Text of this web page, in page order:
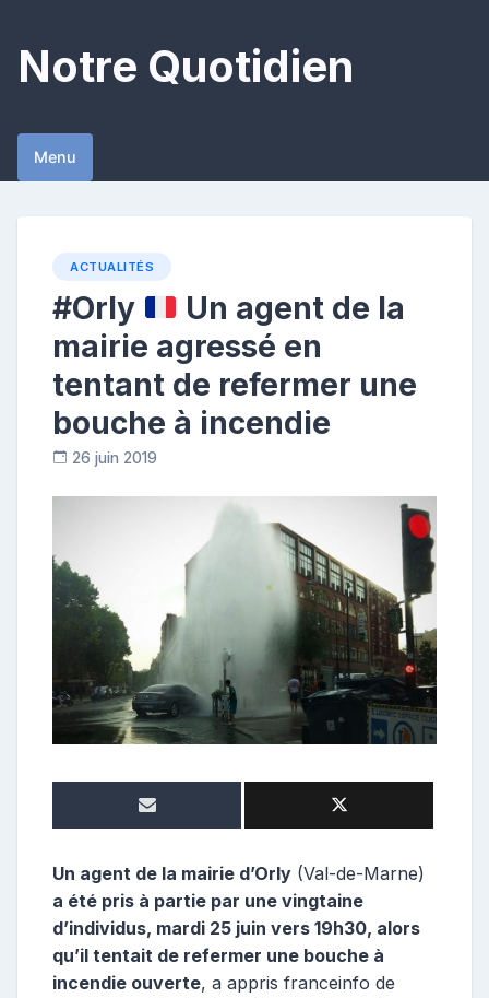
content
Notre Quotidien
Menu
ACTUALITÉS
#Orly
Un agent de la
mairie agressé en
tentant de refermer une
bouche à incendie
26 juin 2019
e
u
Un agent de la mairie d’Orly (Val-de-Marne)
a été pris à partie par une vingtaine
d’individus, mardi 25 juin vers 19h30, alors
qu’il tentait de refermer une bouche à
incendie ouverte, a appris franceinfo de